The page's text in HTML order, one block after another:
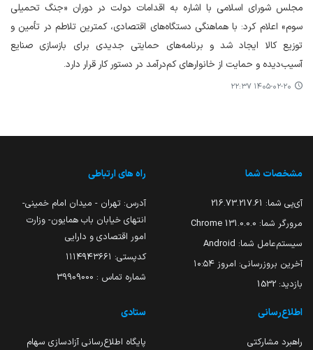
مجلس شورای اسلامی با اشاره به اقدامات دولت در دوران «جنگ تحمیلی
سوم» اعلام کرد: با هماهنگی دستگاه‌های اقتصادی، کمترین تلاطم در تأمین و
توزیع کالا ایجاد شد و برنامه‌های حمایتی جدیدی برای بازسازی صنایع
آسیب‌دیده و حمایت از خانوارهای کم‌درآمد در دستور کار قرار دارد.
۱۴۰۵-۰۲-۲۰ ۲۲:۳۷
مشخصات شما
آی‌پی شما: 216.73.217.61
مرورگر شما: 131.0.0.0 Chrome
سیستم‌عامل شما: Android
آخرین بروزرسانی: امروز ۱۰:۵۴
بازدید: 1532
راه های ارتباطی
آدرس: تهران - میدان امام خمینی-
انتهای خیابان باب همایون- وزارت
امور اقتصادی و دارایی
کدپستی: ۱۱۱۴۹۴۳۶۶۱
شماره تماس : 39909000
اطلاع‌رسانی
راهبرد مشارکتی
ستادی
پایگاه اطلاع‌رسانی آزادسازی سهام